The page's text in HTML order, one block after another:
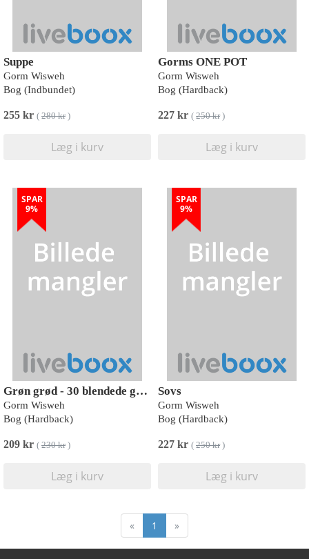
Suppe
Gorm Wisweh
Bog (Indbundet)
255 kr ( 280 kr)
Læg i kurv
Gorms ONE POT
Gorm Wisweh
Bog (Hardback)
227 kr ( 250 kr)
Læg i kurv
SPAR
9%
Grøn grød - 30 blendede grøntsagsboostere til mave, mund og sind
Gorm Wisweh
Bog (Hardback)
209 kr ( 230 kr)
Læg i kurv
SPAR
9%
Sovs
Gorm Wisweh
Bog (Hardback)
227 kr ( 250 kr)
Læg i kurv
« 1 »